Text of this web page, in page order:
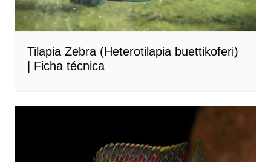
Tilapia Zebra (Heterotilapia buettikoferi)
| Ficha técnica